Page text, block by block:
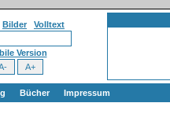
Bilder Volltext
Version
Bücher Impressum